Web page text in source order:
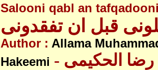
Salooni qabl an
قبل ان تفقدونی
Author : Allama
Hakeemi
رضا الحکیمی